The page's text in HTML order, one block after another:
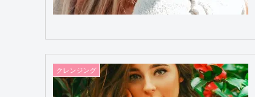
クレンジング